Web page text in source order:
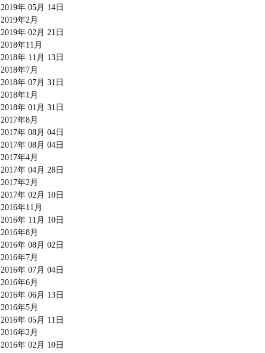
2019年 05月 14日
2019年2月
2019年 02月 21日
2018年11月
2018年 11月 13日
2018年7月
2018年 07月 31日
2018年1月
2018年 01月 31日
2017年8月
2017年 08月 04日
2017年 08月 04日
2017年4月
2017年 04月 28日
2017年2月
2017年 02月 10日
2016年11月
2016年 11月 10日
2016年8月
2016年 08月 02日
2016年7月
2016年 07月 04日
2016年6月
2016年 06月 13日
2016年5月
2016年 05月 11日
2016年2月
2016年 02月 10日